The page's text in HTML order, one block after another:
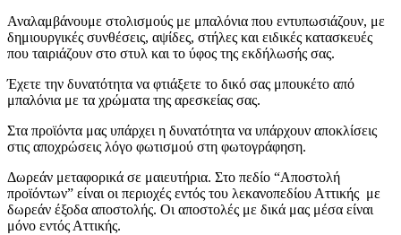
Μπαλόνι Foil Muah με
Ήλιον(€10.00)
Μπαλόνι Foil Unicorn
Μπαλόνι Team
Bride Latex με Ήλιον(€3.00)
Μπαλόνι Foil Team
Bride με Ήλιον(€10.00)
Μπαλόνι Foil Mr &
Mrs με Ήλιον(€10.00)
Μπαλόνι Foil Get
Well Soon με Ήλιον(€10.00)
Αναλαμβάνουμε στολισμούς με μπαλόνια που εντυπωσιάζουν, με
δημιουργικές συνθέσεις, αψίδες, στήλες και ειδικές κατασκευές
που ταιριάζουν στο στυλ και το ύφος της εκδήλωσής σας.
Έχετε την δυνατότητα να φτιάξετε το δικό σας μπουκέτο από
μπαλόνια με τα χρώματα της αρεσκείας σας.
Στα προϊόντα μας υπάρχει η δυνατότητα να υπάρχουν αποκλίσεις
στις αποχρώσεις λόγο φωτισμού στη φωτογράφηση.
Δωρεάν μεταφορικά σε μαιευτήρια. Στο πεδίο “Αποστολή
προϊόντων” είναι οι περιοχές εντός του λεκανοπεδίου Αττικής με
δωρεάν έξοδα αποστολής. Οι αποστολές με δικά μας μέσα είναι
μόνο εντός Αττικής.